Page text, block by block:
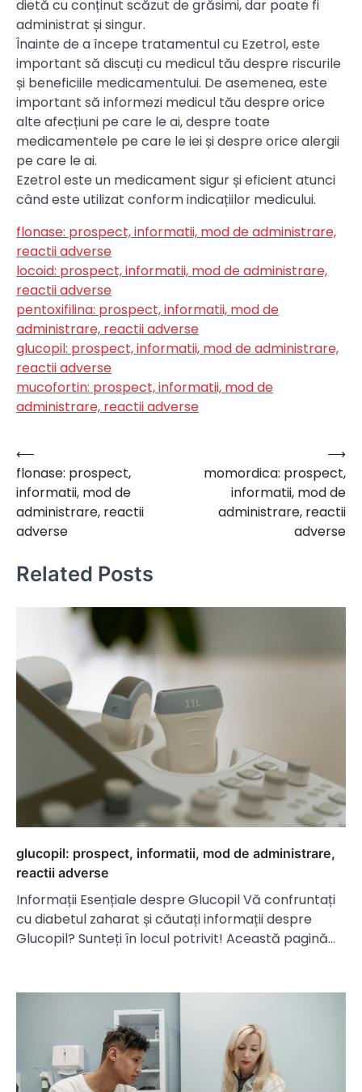
dietă cu conținut scăzut de grăsimi, dar poate fi
administrat și singur.
Înainte de a începe tratamentul cu Ezetrol, este
important să discuți cu medicul tău despre riscurile
și beneficiile medicamentului. De asemenea, este
important să informezi medicul tău despre orice
alte afecțiuni pe care le ai, despre toate
medicamentele pe care le iei și despre orice alergii
pe care le ai.
Ezetrol este un medicament sigur și eficient atunci
când este utilizat conform indicațiilor medicului.
flonase: prospect, informatii, mod de administrare,
reactii adverse
locoid: prospect, informatii, mod de administrare,
reactii adverse
pentoxifilina: prospect, informatii, mod de
administrare, reactii adverse
glucopil: prospect, informatii, mod de administrare,
reactii adverse
mucofortin: prospect, informatii, mod de
administrare, reactii adverse
Navigare
în
articole
⟵
flonase: prospect,
informatii, mod de
administrare, reactii
adverse
momordica: prospect,
informatii, mod de
administrare, reactii
adverse
⟶
Related Posts
glucopil: prospect, informatii, mod de administrare,
reactii adverse
Informații Esențiale despre Glucopil Vă confruntați
cu diabetul zaharat și căutați informații despre
Glucopil? Sunteți în locul potrivit! Această pagină…